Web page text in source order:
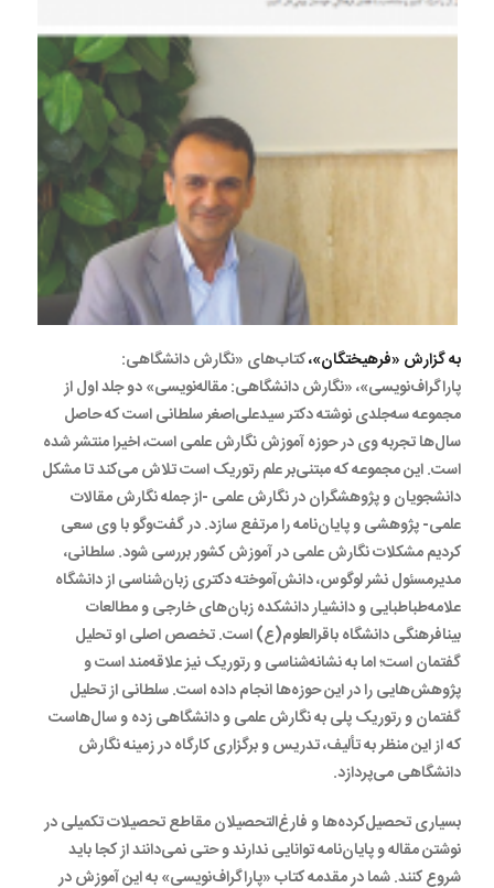
به گزارش «فرهیختگان»،کتاب‌های «نگارش دانشگاهی:
پاراگراف‌نویسی»، «نگارش دانشگاهی: مقاله‌نویسی» دو جلد اول از
مجموعه سه‌جلدی نوشته دکتر سیدعلی‌اصغر سلطانی است که حاصل
سال‌ها تجربه وی در حوزه آموزش نگارش علمی است، اخیرا منتشر شده
است. این مجموعه که مبتنی‌بر علم رتوریک است تلاش می‌کند تا مشکل
دانشجویان و پژوهشگران در نگارش علمی -از جمله نگارش مقالات
علمی- پژوهشی و پایان‌نامه را مرتفع سازد. در گفت‌وگو با وی سعی
کردیم مشکلات نگارش علمی در آموزش کشور بررسی شود. سلطانی،
مدیرمسئول نشر لوگوس، دانش‌آموخته دکتری زبان‌شناسی از دانشگاه
علامه‌طباطبایی و دانشیار دانشکده زبان‌های خارجی و مطالعات
بینافرهنگی دانشگاه باقرالعلوم(ع) است. تخصص اصلی او تحلیل
گفتمان است؛ اما به نشانه‌شناسی و رتوریک نیز علاقه‌مند است و
پژوهش‌هایی را در این حوزه‌ها انجام داده است. سلطانی از تحلیل
گفتمان و رتوریک پلی به نگارش علمی و دانشگاهی زده و سال‌هاست
که از این منظر به تألیف، تدریس و برگزاری کارگاه در زمینه نگارش
دانشگاهی می‌پردازد.
بسیاری تحصیل‌کرده‌ها و فارغ‌التحصیلان مقاطع تحصیلات تکمیلی در
نوشتن مقاله و پایان‌نامه توانایی ندارند و حتی نمی‌دانند از کجا باید
شروع کنند. شما در مقدمه کتاب «پاراگراف‌نویسی» به این آموزش در